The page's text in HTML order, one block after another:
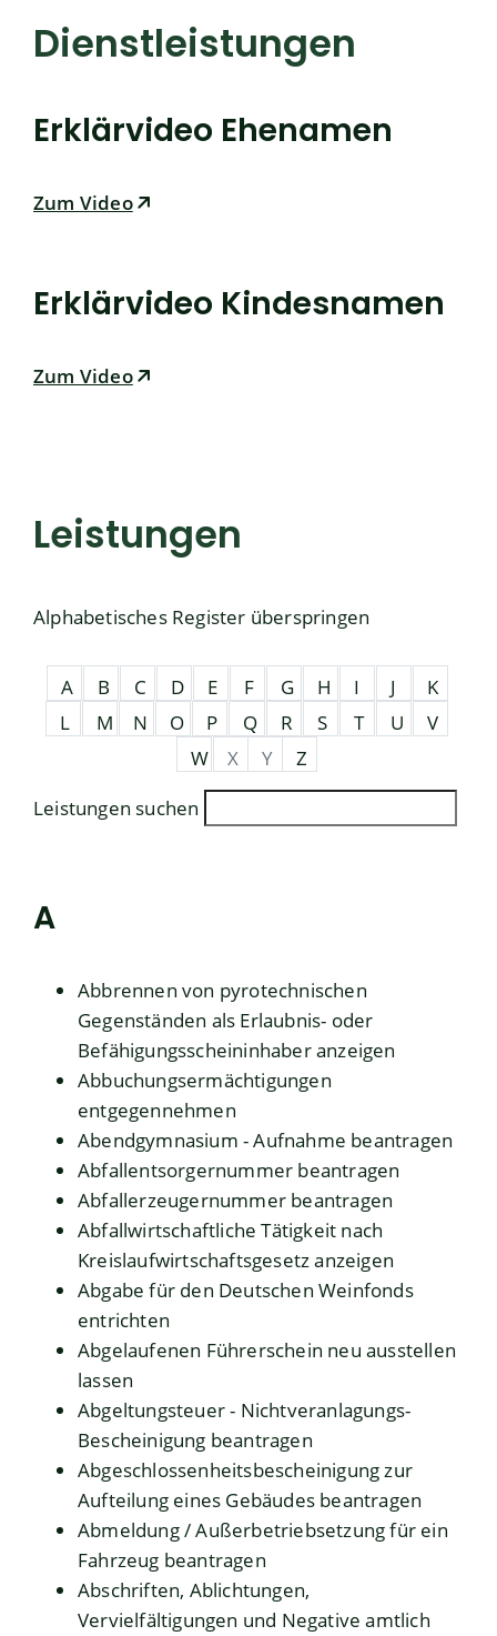
Dienstleistungen
Erklärvideo Ehenamen
Zum Video
Erklärvideo Kindesnamen
Zum Video
Leistungen
Alphabetisches Register überspringen
A B C D E F G H I J
K
L
M N O P Q R S T U
V
W
X Y
Z
Leistungen suchen
A
Abbrennen von pyrotechnischen
Gegenständen als Erlaubnis- oder
Befähigungsscheininhaber anzeigen
Abbuchungsermächtigungen
entgegennehmen
Abendgymnasium - Aufnahme beantragen
Abfallentsorgernummer beantragen
Abfallerzeugernummer beantragen
Abfallwirtschaftliche Tätigkeit nach
Kreislaufwirtschaftsgesetz anzeigen
Abgabe für den Deutschen Weinfonds
entrichten
Abgelaufenen Führerschein neu ausstellen
lassen
Abgeltungsteuer - Nichtveranlagungs-
Bescheinigung beantragen
Abgeschlossenheitsbescheinigung zur
Aufteilung eines Gebäudes beantragen
Abmeldung / Außerbetriebsetzung für ein
Fahrzeug beantragen
Abschriften, Ablichtungen,
Vervielfältigungen und Negative amtlich